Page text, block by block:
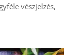
vészjelzés,